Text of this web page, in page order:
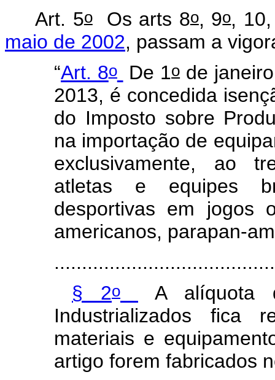
Art. 5oOs arts 8o, 9o,
maio de 2002, passam a
“Art. 8o De 1ode
2013, é concedida
do Imposto sobre
na importação de
exclusivamente, ao
atletas e equipes
desportivas em jogos
americanos, parapan-
§ 2o
A alíquota
Industrializados fica
materiais e
artigo forem fabricados